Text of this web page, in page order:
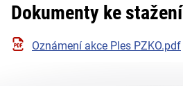
Dokumenty ke stažení
Oznámení akce Ples PZKO.pdf